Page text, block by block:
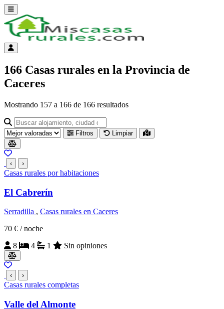
Abrir menú
Menú de cuenta
166 Casas rurales en la Provincia de
Caceres
Mostrando 157 a 166 de 166 resultados
Buscar alojamiento, ciudad o provincia para ir a su página
Filtros Limpiar
Resultados del listado
‹ ›
Casas rurales por habitaciones
El Cabrerín
Serradilla , Casas rurales en Caceres
70 € / noche
8
4 1 Sin opiniones
‹ ›
Casas rurales completas
Valle del Almonte